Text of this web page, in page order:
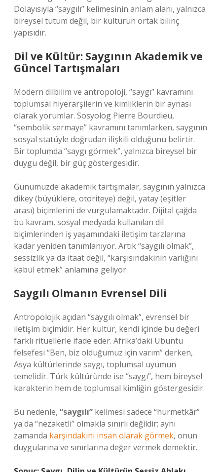
Dolayısıyla “saygılı” kelimesinin anlam alanı, yalnızca
bireysel tutum değil, bir kültürün ortak bilinç
yapısıdır.
Dil ve Kültür: Saygının Akademik ve
Güncel Tartışmaları
Modern dilbilim ve antropoloji, “saygı” kavramını
toplumsal hiyerarşilerin ve kimliklerin bir aynası
olarak yorumlar. Sosyolog Pierre Bourdieu,
“sembolik sermaye” kavramını tanımlarken, saygının
sosyal statüyle doğrudan ilişkili olduğunu belirtir.
Bir toplumda “saygı görmek”, yalnızca bireysel bir
duygu değil, bir güç göstergesidir.
Günümüzde akademik tartışmalar, saygının yalnızca
dikey (büyüklere, otoriteye) değil, yatay (eşitler
arası) biçimlerini de vurgulamaktadır. Dijital çağda
bu kavram, sosyal medyada kullanılan dil
biçimlerinden iş yaşamındaki iletişim tarzlarına
kadar yeniden tanımlanıyor. Artık “saygılı olmak”,
sessizlik ya da itaat değil, “karşısındakinin varlığını
kabul etmek” anlamına geliyor.
Saygılı Olmanın Evrensel Dili
Antropolojik açıdan “saygılı olmak”, evrensel bir
iletişim biçimidir. Her kültür, kendi içinde bu değeri
farklı ritüellerle ifade eder. Afrika’daki Ubuntu
felsefesi “Ben, biz olduğumuz için varım” derken,
Asya kültürlerinde saygı, toplumsal uyumun
temelidir. Türk kültüründe ise “saygı”, hem bireysel
karakterin hem de toplumsal kimliğin göstergesidir.
Bu nedenle, “saygılı” kelimesi sadece “hürmetkâr”
ya da “nezaketli” olmakla sınırlı değildir; aynı
zamanda karşındakini insan olarak görmek, onun
duygularına ve sınırlarına değer vermek demektir.